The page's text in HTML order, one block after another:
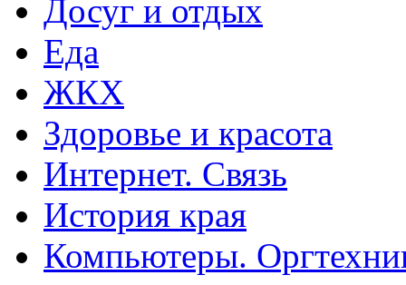
Досуг и отдых
Еда
ЖКХ
Здоровье и красота
Интернет. Связь
История края
Компьютеры.